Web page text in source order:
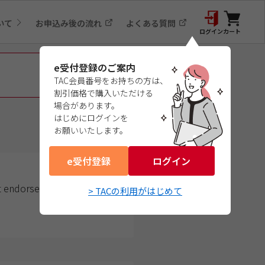
て お申込み後の流れ よくある質問
ログイン
e受付登録のご案内
TAC会員番号をお持ちの方は、
割引価格で購入いただける
場合があります。
はじめにログインを
お願いいたします。
e受付登録 ログイン
> TACの利用がはじめて
カート
endorsed or approved by